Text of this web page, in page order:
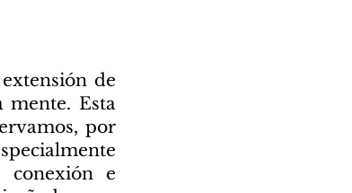
de
mente. Esta
por
conexión e